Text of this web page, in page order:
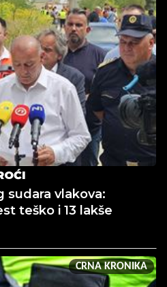
sudara vlakova:
teško i 13 lakše
CRNA KRONIKA